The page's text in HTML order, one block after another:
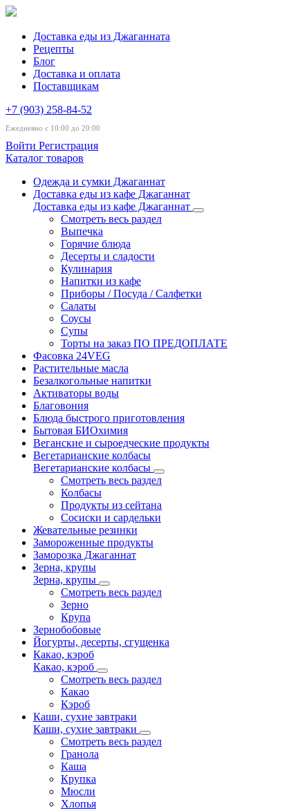
Доставка еды из Джаганната
Рецепты
Блог
Доставка и оплата
Поставщикам
+7 (903) 258-84-52
Ежедневно с 10:00 до 20:00
Войти Регистрация
Каталог товаров
Одежда и сумки Джаганнат
Доставка еды из кафе Джаганнат
Доставка еды из кафе Джаганнат
Смотреть весь раздел
Выпечка
Горячие блюда
Десерты и сладости
Кулинария
Напитки из кафе
Приборы / Посуда / Салфетки
Салаты
Соусы
Супы
Торты на заказ ПО ПРЕДОПЛАТЕ
Фасовка 24VEG
Растительные масла
Безалкогольные напитки
Активаторы воды
Благовония
Блюда быстрого приготовления
Бытовая БИОхимия
Веганские и сыроедческие продукты
Вегетарианские колбасы
Вегетарианские колбасы
Смотреть весь раздел
Колбасы
Продукты из сейтана
Сосиски и сардельки
Жевательные резинки
Замороженные продукты
Заморозка Джаганнат
Зерна, крупы
Зерна, крупы
Смотреть весь раздел
Зерно
Крупа
Зернобобовые
Йогурты, десерты, сгущенка
Какао, кэроб
Какао, кэроб
Смотреть весь раздел
Какао
Кэроб
Каши, сухие завтраки
Каши, сухие завтраки
Смотреть весь раздел
Гранола
Каша
Крупка
Мюсли
Хлопья